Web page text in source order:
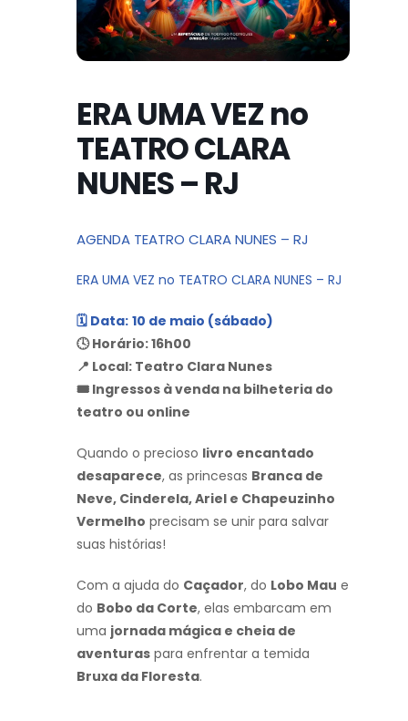
ERA UMA VEZ no
TEATRO CLARA
NUNES – RJ
AGENDA TEATRO CLARA NUNES – RJ
ERA UMA VEZ no TEATRO CLARA NUNES – RJ
🗓️ Data: 10 de maio (sábado)
🕓 Horário: 16h00
📍 Local: Teatro Clara Nunes
🎟️ Ingressos à venda na bilheteria do
teatro ou online
Quando o precioso livro encantado
desaparece, as princesas Branca de
Neve, Cinderela, Ariel e Chapeuzinho
Vermelho precisam se unir para salvar
suas histórias!
Com a ajuda do Caçador, do Lobo Mau e
do Bobo da Corte, elas embarcam em
uma jornada mágica e cheia de
aventuras para enfrentar a temida
Bruxa da Floresta.